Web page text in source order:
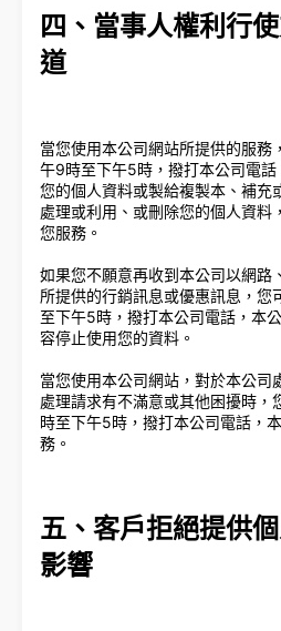
四、當事人權利行
道
當您使用本公司網站所提供的服務
午9時至下午5時，撥打本公司電
您的個人資料或製給複製本、補充
處理或利用、或刪除您的個人資料
您服務。
如果您不願意再收到本公司以網路
所提供的行銷訊息或優惠訊息，您
至下午5時，撥打本公司電話，本
容停止使用您的資料。
當您使用本公司網站，對於本公司
處理請求有不滿意或其他困擾時，
時至下午5時，撥打本公司電話，
務。
五、客戶拒絕提供
影響